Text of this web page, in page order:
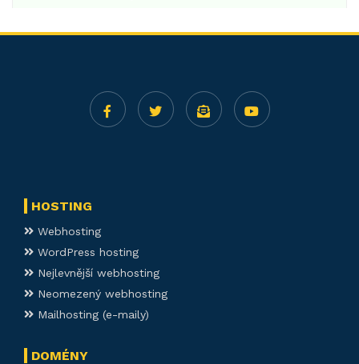
HOSTING
Webhosting
WordPress hosting
Nejlevnější webhosting
Neomezený webhosting
Mailhosting (e-maily)
DOMÉNY